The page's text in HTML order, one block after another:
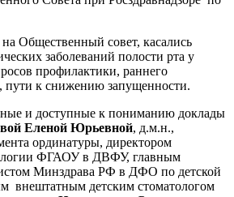
Общественный совет, касались
заболеваний полости рта у
профилактики, раннего
пути к снижению запущенности.
и доступные к пониманию доклады
Еленой Юрьевной, д.м.н.,
ординатуры, директором
ФГАОУ в ДВФУ, главным
Минздрава РФ в ДФО по детской
внештатным детским стоматологом